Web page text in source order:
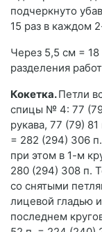
подчеркнуто
15 раз в каждом
Через 5,5 см =
разделения
Кокетка.Петли
спицы № 4: 77
рукава, 77 (79)
= 282 (294) 306
при этом в 1-м
280 (294) 308 п.
со снятыми
лицевой гладью
последнем